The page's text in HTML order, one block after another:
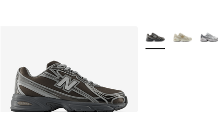
Meer kleuren